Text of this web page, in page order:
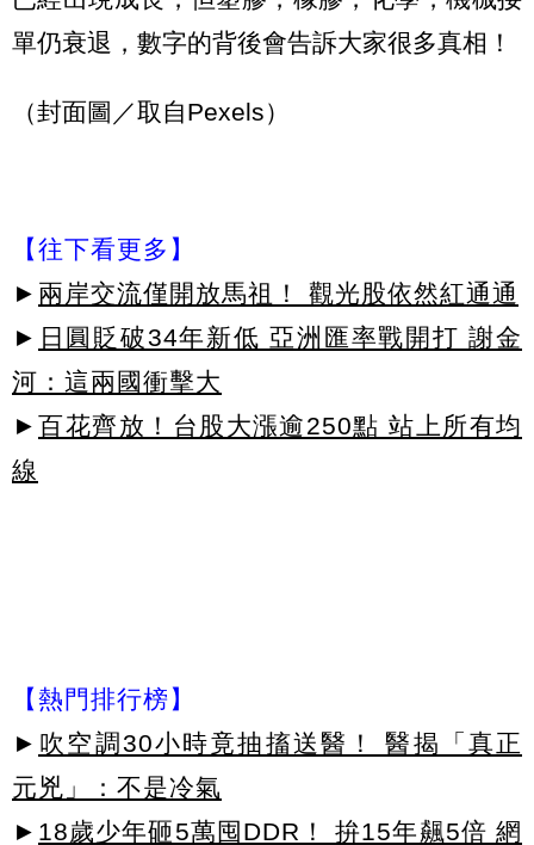
單仍衰退，數字的背後會告訴大家很多真相！
（封面圖／取自Pexels）
【往下看更多】
► 兩岸交流僅開放馬祖！ 觀光股依然紅通通
► 日圓貶破34年新低 亞洲匯率戰開打 謝金
河：這兩國衝擊大
► 百花齊放！台股大漲逾250點 站上所有均
線
【熱門排行榜】
► 吹空調30小時竟抽搐送醫！ 醫揭「真正
元兇」：不是冷氣
► 18歲少年砸5萬囤DDR！ 拚15年飆5倍 網